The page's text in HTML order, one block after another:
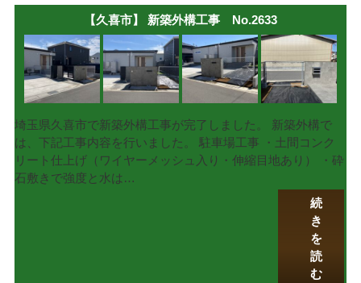
【久喜市】 新築外構工事 No.2633
埼玉県久喜市で新築外構工事が完了しました。 新築外構で
は、下記工事内容を行いました。 駐車場工事 ・土間コンク
リート仕上げ（ワイヤーメッシュ入り・伸縮目地あり） ・砕
石敷きで強度と水は…
続
き
を
読
む